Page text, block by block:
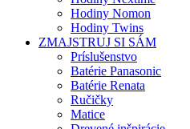
Hodiny Nomon
Hodiny Twins
ZMAJSTRUJ SI SÁM
Príslušenstvo
Batérie Panasonic
Batérie Renata
Ručičky
Matice